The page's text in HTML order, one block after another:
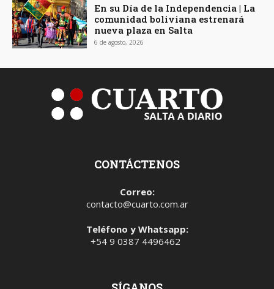
En su Día de la Independencia | La
comunidad boliviana estrenará
nueva plaza en Salta
6 de agosto, 2026
CONTÁCTENOS
Correo:
contacto@cuarto.com.ar
Teléfono y Whatsapp:
+54 9 0387 4496462